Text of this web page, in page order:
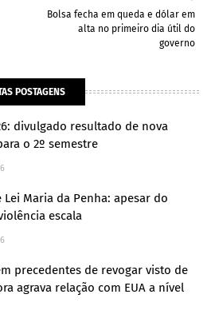
Bolsa fecha em queda e dólar em
alta no primeiro dia útil do
governo
POSTAGENS
divulgado resultado de nova
o 2º semestre
Lei Maria da Penha: apesar do
escala
precedentes de revogar visto de
agrava relação com EUA a nível